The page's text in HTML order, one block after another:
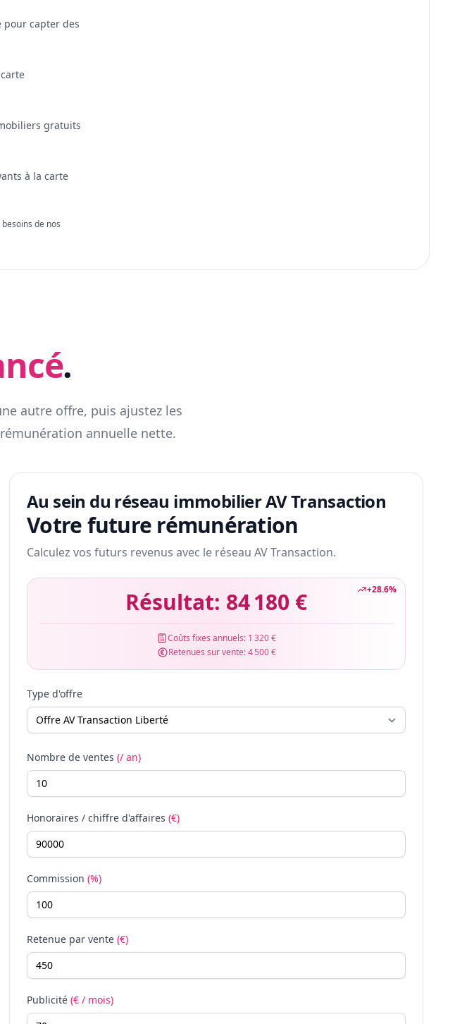
capter des
gratuits
à la carte
de nos
.
autre offre, puis ajustez les
annuelle nette.
Au sein du réseau immobilier AV Transaction
Votre future rémunération
Calculez vos futurs revenus avec le réseau AV Transaction.
+28.6%
Résultat: 84 180 €
Coûts fixes annuels: 1 320 €
Retenues sur vente:4 500 €
Type d'offre
Nombre de ventes (/ an)
Honoraires / chiffre d'affaires (€)
Commission (%)
Retenue par vente (€)
Publicité (€ / mois)